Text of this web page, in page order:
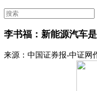
李书福：新能源汽车
来源： 中国证券报-中证网